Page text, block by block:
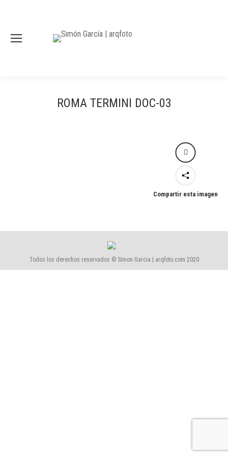
ROMA TERMINI DOC-03
Compartir esta imagen
Todos los derechos reservados © Simon Garcia | arqfoto.com 2020